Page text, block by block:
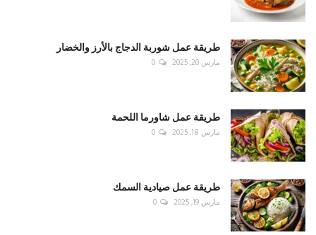
طريقة عمل شوربة الدجاج بالأرز والخضار
مارس 20, 2025 0
طريقة عمل شاورما اللحمة
مارس 18, 2025 0
طريقة عمل صيادية السمك
مارس 19, 2025 0